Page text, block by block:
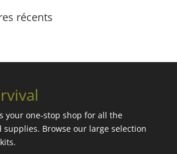
récents
your one-stop shop for all the
supplies. Browse our large selection